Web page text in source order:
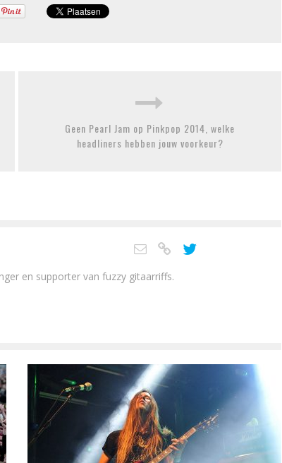
Geen Pearl Jam op Pinkpop 2014, welke
headliners hebben jouw voorkeur?
en supporter van fuzzy gitaarriffs.